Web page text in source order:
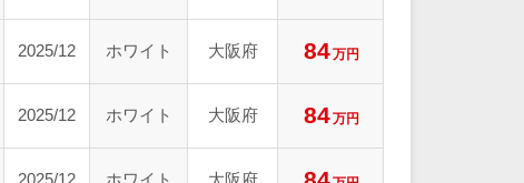
2025/12 ホワイト 大阪府 84万円
2025/12 ホワイト 大阪府 84万円